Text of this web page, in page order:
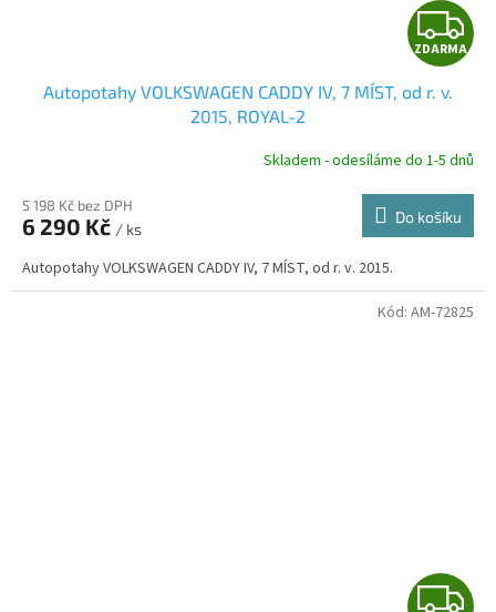
Z
D
R
ZDARMA
Autopotahy VOLKSWAGEN CADDY IV, 7 MÍST, od r. v.
2015, ROYAL-2
Skladem - odesíláme do 1-5 dnů
5 198 Kč bez DPH
6 290 Kč / ks
Do košíku
Autopotahy VOLKSWAGEN CADDY IV, 7 MÍST, od r. v. 2015.
Z
Kód: AM-72825